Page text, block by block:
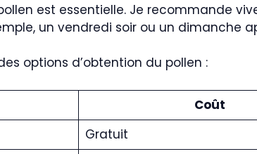
est essentielle. Je recommande
un vendredi soir ou un dimanche
options d’obtention du pollen :
Coût
Gratuit